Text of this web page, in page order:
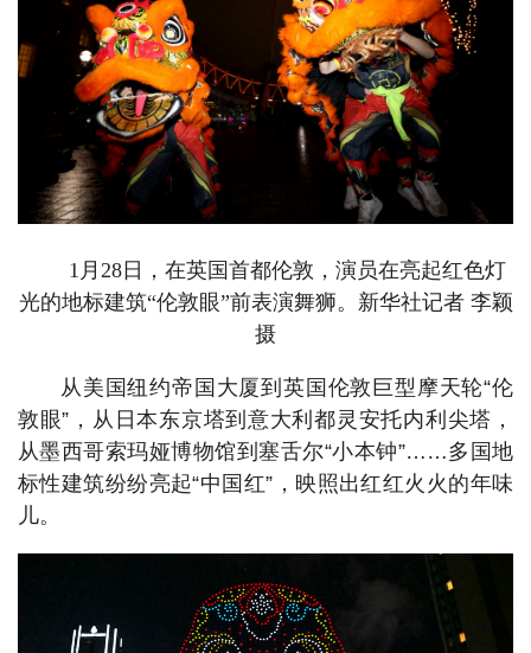
1月28日，在英国首都伦敦，演员在亮起红色灯
光的地标建筑“伦敦眼”前表演舞狮。新华社记者 李颖
摄
从美国纽约帝国大厦到英国伦敦巨型摩天轮“伦
敦眼”，从日本东京塔到意大利都灵安托内利尖塔，
从墨西哥索玛娅博物馆到塞舌尔“小本钟”……多国地
标性建筑纷纷亮起“中国红”，映照出红红火火的年味
儿。